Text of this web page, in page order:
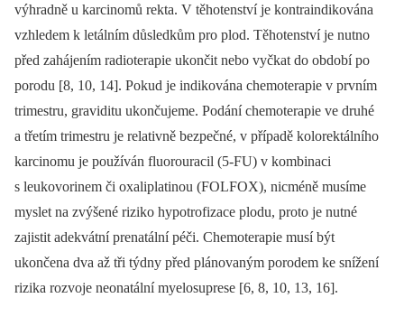
výhradně u karcinomů rekta. V těhotenství je kontraindikována
vzhledem k letálním důsledkům pro plod. Těhotenství je nutno
před zahájením radioterapie ukončit nebo vyčkat do období po
porodu [8, 10, 14]. Pokud je indikována chemoterapie v prvním
trimestru, graviditu ukončujeme. Podání chemoterapie ve druhé
a třetím trimestru je relativně bezpečné, v případě kolorektálního
karcinomu je používán fluorouracil (5-FU) v kombinaci
s leukovorinem či oxaliplatinou (FOLFOX), nicméně musíme
myslet na zvýšené riziko hypotrofizace plodu, proto je nutné
zajistit adekvátní prenatální péči. Chemoterapie musí být
ukončena dva až tři týdny před plánovaným porodem ke snížení
rizika rozvoje neonatální myelosuprese [6, 8, 10, 13, 16].